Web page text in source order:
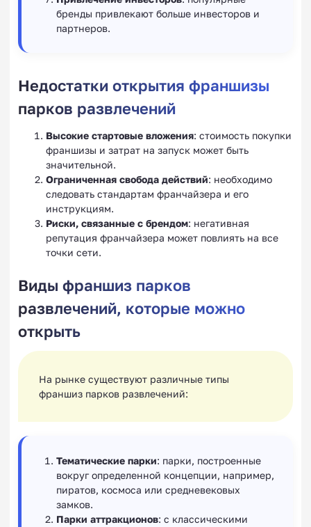
бренды привлекают больше инвесторов и
партнеров.
Недостатки открытия франшизы
парков развлечений
Высокие стартовые вложения: стоимость покупки
франшизы и затрат на запуск может быть
значительной.
Ограниченная свобода действий: необходимо
следовать стандартам франчайзера и его
инструкциям.
Риски, связанные с брендом: негативная
репутация франчайзера может повлиять на все
точки сети.
Виды франшиз парков
развлечений, которые можно
открыть
На рынке существуют различные типы
франшиз парков развлечений:
Тематические парки: парки, построенные
вокруг определенной концепции, например,
пиратов, космоса или средневековых
замков.
Парки аттракционов: с классическими